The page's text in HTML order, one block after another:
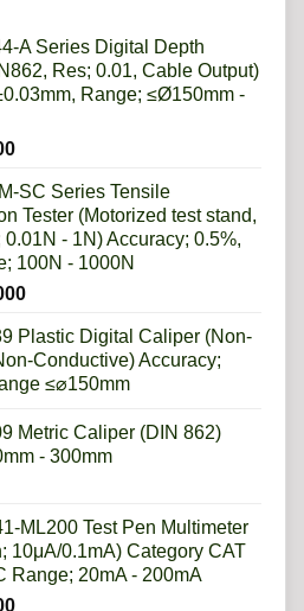
A Series Digital Depth
Res; 0.01, Cable Output)
Range; ≤Ø150mm -
SC Series Tensile
Tester (Motorized test stand,
0.01N - 1N) Accuracy; 0.5%,
100N - 1000N
Plastic Digital Caliper (Non-
Conductive) Accuracy;
≤⌀150mm
Metric Caliper (DIN 862)
- 300mm
ML200 Test Pen Multimeter
10μA/0.1mA) Category CAT
Range; 20mA - 200mA